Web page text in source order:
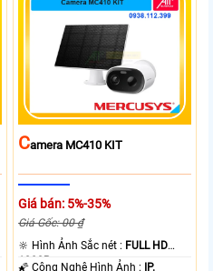
CAmera MC410 KIT
Giá bán: 5%-35%
Giá Gốc: 00 ₫
🔆 Hình Ảnh Sắc nét : FULL HD
1080P .
🌠 Công Nghệ Hình Ảnh : IP.